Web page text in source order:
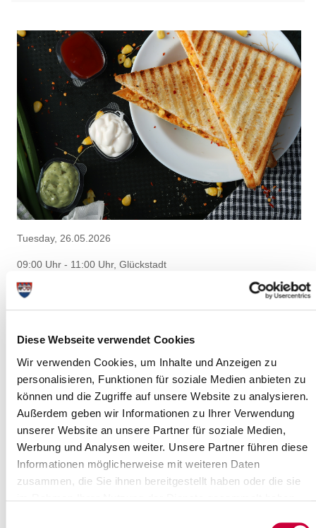
Diese Webseite verwendet Cookies
Wir verwenden Cookies, um Inhalte und Anzeigen zu
personalisieren, Funktionen für soziale Medien anbieten zu
können und die Zugriffe auf unsere Website zu analysieren.
Außerdem geben wir Informationen zu Ihrer Verwendung
unserer Website an unsere Partner für soziale Medien,
Werbung und Analysen weiter. Unsere Partner führen diese
Informationen möglicherweise mit weiteren Daten
zusammen, die Sie ihnen bereitgestellt haben oder die sie
Tuesday, 26.05.2026
09:00 Uhr - 11:00 Uhr, Glückstadt
(Begegnungsstätte Glücksknoten)
more info
Tuesday, 26.05.2026